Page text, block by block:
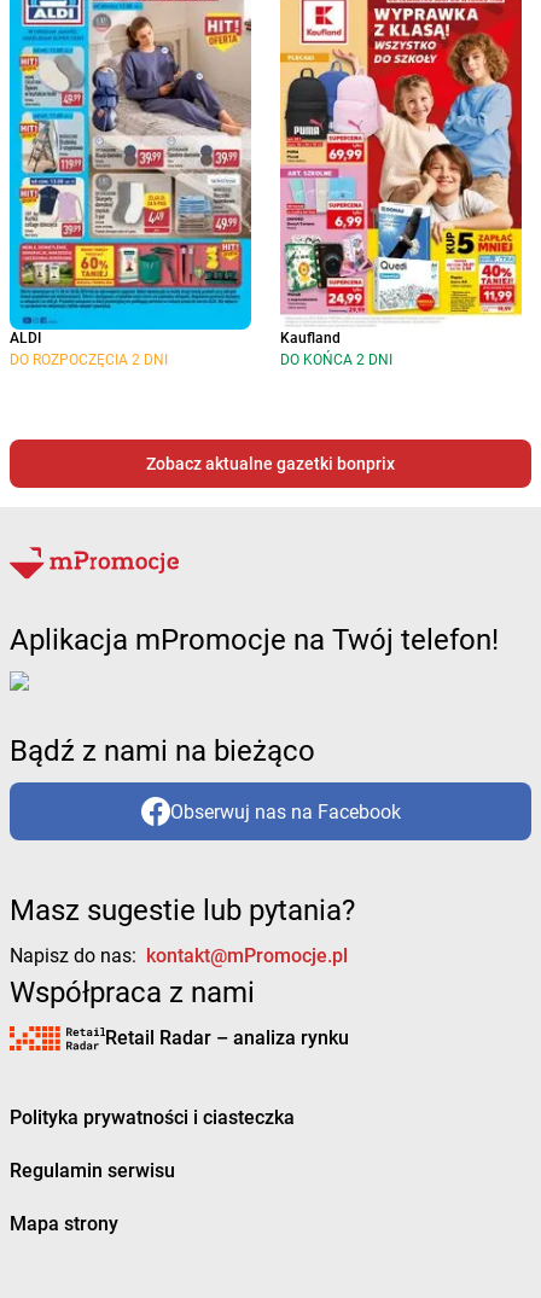
ALDI
DO ROZPOCZĘCIA 2 DNI
Kaufland
DO KOŃCA 2 DNI
Zobacz aktualne gazetki bonprix
Aplikacja mPromocje na Twój telefon!
Bądź z nami na bieżąco
Obserwuj nas na Facebook
Masz sugestie lub pytania?
Napisz do nas: kontakt@mPromocje.pl
Współpraca z nami
Retail Radar – analiza rynku
Polityka prywatności i ciasteczka
Regulamin serwisu
Mapa strony